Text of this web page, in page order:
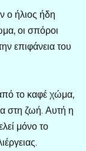
ο ήλιος ήδη
οι σπόροι
επιφάνεια του
το καφέ χώμα,
στη ζωή. Αυτή η
μόνο το